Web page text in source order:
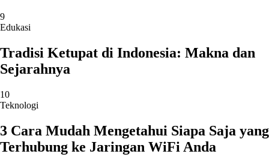
9
Edukasi
Tradisi Ketupat di Indonesia: Makna dan
Sejarahnya
10
Teknologi
3 Cara Mudah Mengetahui Siapa Saja yang
Terhubung ke Jaringan WiFi Anda